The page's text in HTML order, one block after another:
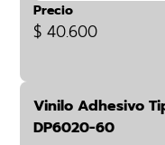
Precio
$ 40.600
Vinilo Adhesivo
DP6020-60